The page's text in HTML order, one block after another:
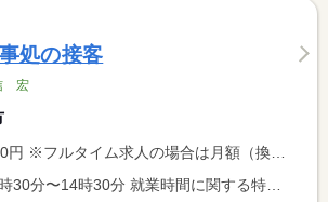
処の接客
宏
求人の場合は月額（換算額）、パート求人の場合は時間額を表示しています。